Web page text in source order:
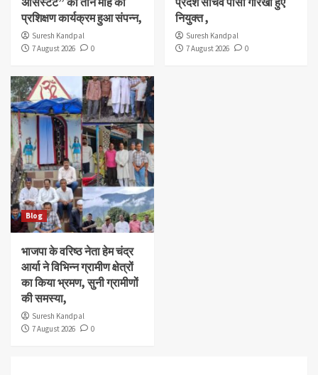
प्रशिक्षण कार्यक्रम हुआ संपन्न,
Suresh Kandpal
7 August 2026
0
नियुक्त ,
Suresh Kandpal
7 August 2026
0
Blog
भाजपा के वरिष्ठ नेता हेम चंद्र
आर्या ने विभिन्न ग्रामीण क्षेत्रों
का किया भ्रमण, सुनी ग्रामीणों
की समस्या,
Suresh Kandpal
7 August 2026
0